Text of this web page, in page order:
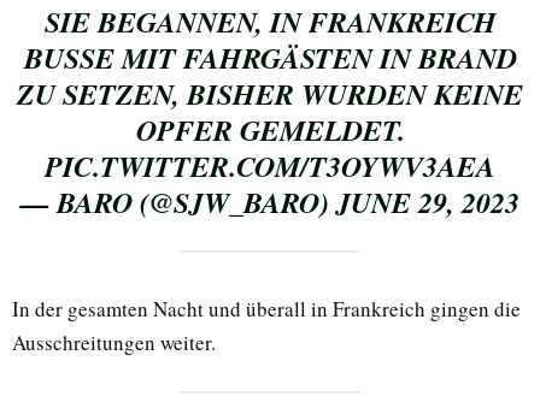
SIE BEGANNEN, IN FRANKREICH
BUSSE MIT FAHRGÄSTEN IN BRAND
ZU SETZEN, BISHER WURDEN KEINE
OPFER GEMELDET.
PIC.TWITTER.COM/T3OYWV3AEA
— BARO (@SJW_BARO)JUNE 29, 2023
In der gesamten Nacht und überall in Frankreich gingen die
Ausschreitungen weiter.